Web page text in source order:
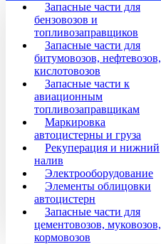
Запасные части для
бензовозов и
топливозаправщиков
Запасные части для
битумовозов, нефтевозов,
кислотовозов
Запасные части к
авиационным
топливозаправщикам
Маркировка
автоцистерны и груза
Рекуперация и нижний
налив
Электрооборудование
Элементы облицовки
автоцистерн
Запасные части для
цементовозов, муковозов,
кормовозов